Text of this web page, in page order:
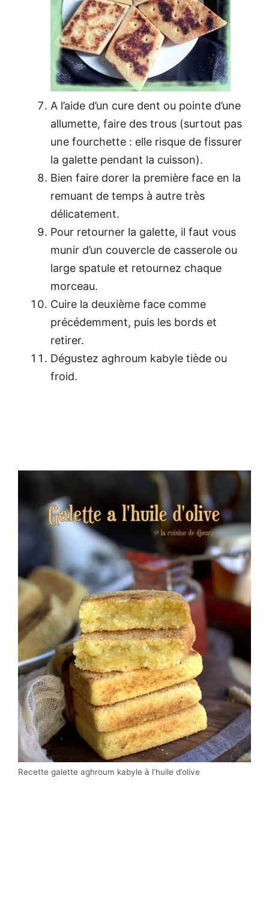
A l’aide d’un cure dent ou pointe d’une
allumette, faire des trous (surtout pas
une fourchette : elle risque de fissurer
la galette pendant la cuisson).
Bien faire dorer la première face en la
remuant de temps à autre très
délicatement.
Pour retourner la galette, il faut vous
munir d’un couvercle de casserole ou
large spatule et retournez chaque
morceau.
Cuire la deuxième face comme
précédemment, puis les bords et
retirer.
Dégustez aghroum kabyle tiède ou
froid.
Recette galette aghroum kabyle à l’huile d’olive